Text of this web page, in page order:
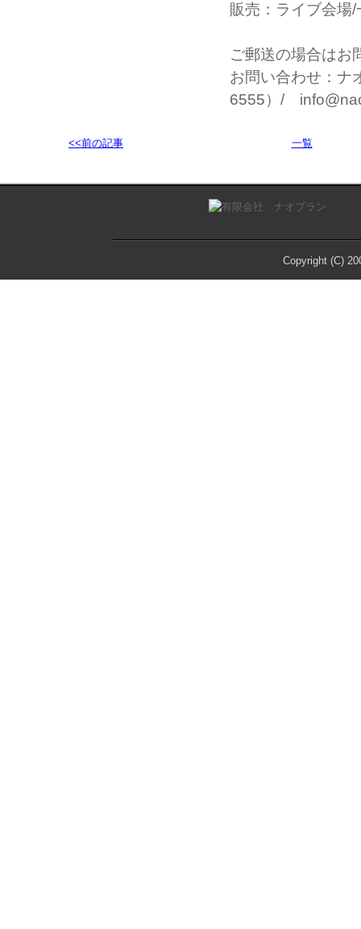
販売：ライブ会場
ご郵送の場合はお
お問い合わせ：
6555）/
<<前の記事 一覧
Copyright (C)